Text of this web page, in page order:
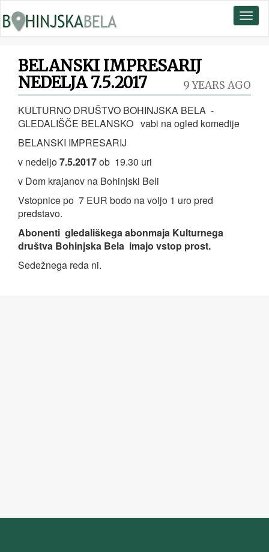
BELANSKI IMPRESARIJ
NEDELJA 7.5.2017
9 YEARS AGO
KULTURNO DRUŠTVO BOHINJSKA BELA -
GLEDALIŠČE BELANSKO vabi na ogled komedije
BELANSKI IMPRESARIJ
v nedeljo7.5.2017ob 19.30 uri
v Dom krajanov na Bohinjski Beli
Vstopnice po 7 EUR bodo na voljo 1 uro pred
predstavo.
Abonenti gledališkega abonmaja Kulturnega
društva Bohinjska Bela imajo vstop prost.
Sedežnega reda ni.